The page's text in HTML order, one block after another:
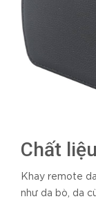
Chất
Khay remote
như da bò, da